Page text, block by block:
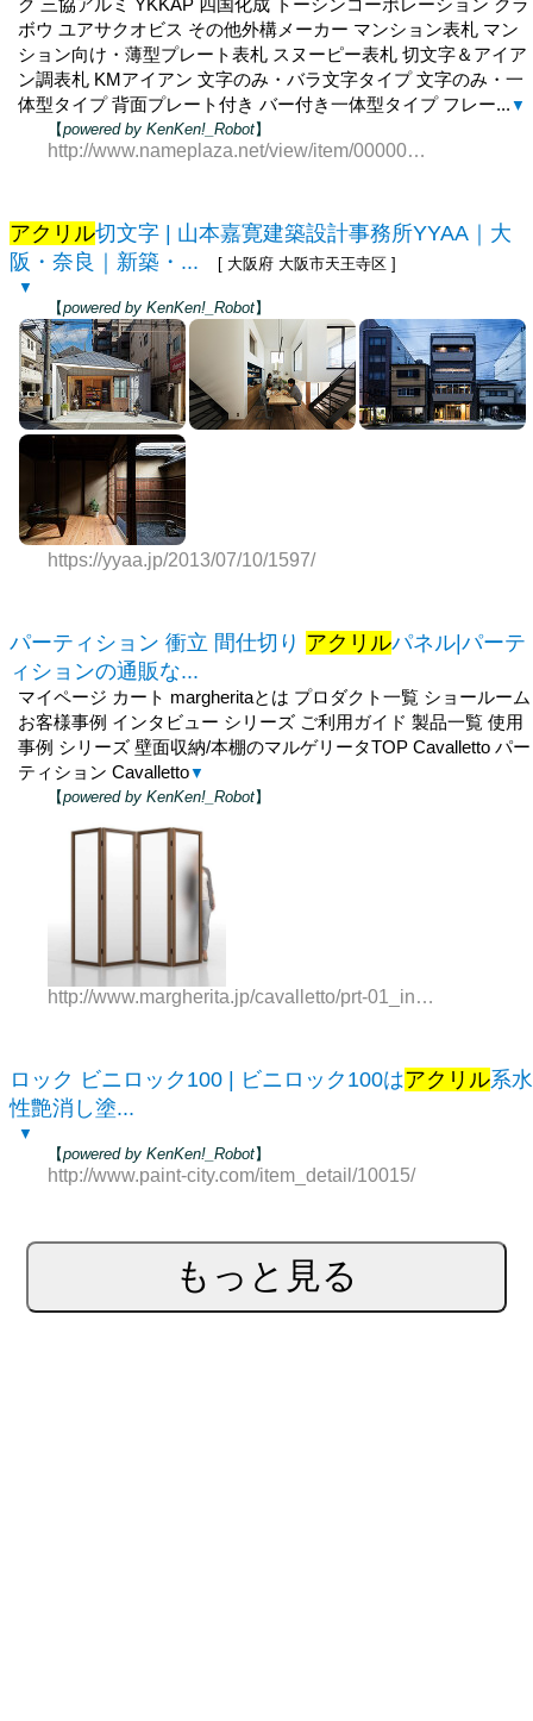
ク 三協アルミ YKKAP 四国化成 トーシンコーポレーション クラ
ボウ ユアサクオビス その他外構メーカー マンション表札 マン
ション向け・薄型プレート表札 スヌーピー表札 切文字＆アイア
ン調表札 KMアイアン 文字のみ・バラ文字タイプ 文字のみ・一
体型タイプ 背面プレート付き バー付き一体型タイプ フレー... ▼
【powered by KenKen!_Robot】
http://www.nameplaza.net/view/item/000000000983
アクリル切文字 | 山本嘉寛建築設計事務所YYAA｜大
阪・奈良｜新築・...
[ 大阪府 大阪市天王寺区 ]
▼
【powered by KenKen!_Robot】
https://yyaa.jp/2013/07/10/1597/
パーティション 衝立 間仕切り アクリルパネル|パーテ
ィションの通販な...
マイページ カート margheritaとは プロダクト一覧 ショールーム
お客様事例 インタビュー シリーズ ご利用ガイド 製品一覧 使用
事例 シリーズ 壁面収納/本棚のマルゲリータTOP Cavalletto パー
ティション Cavalletto▼
【powered by KenKen!_Robot】
http://www.margherita.jp/cavalletto/prt-01_index.html
ロック ビニロック100 | ビニロック100はアクリル系水
性艶消し塗...
▼
【powered by KenKen!_Robot】
http://www.paint-city.com/item_detail/10015/
もっと見る